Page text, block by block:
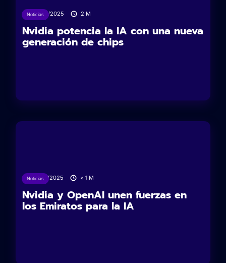
Noticias
19/05/2025 2 M
Nvidia potencia la IA con una nueva
generación de chips
Noticias
17/05/2025 < 1 M
Nvidia y OpenAI unen fuerzas en
los Emiratos para la IA